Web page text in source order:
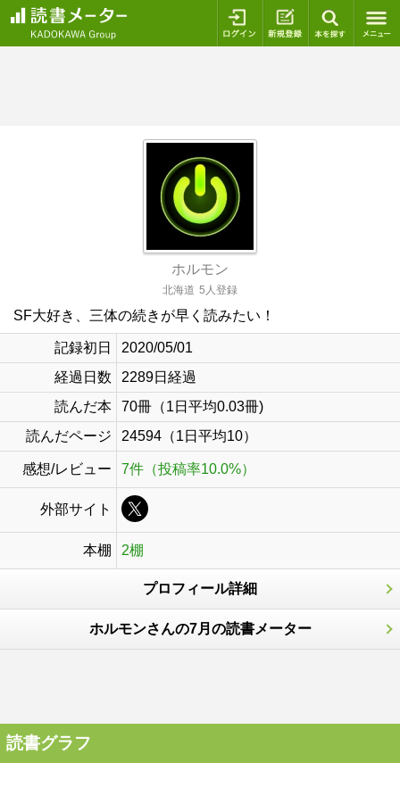
ログイン 新規登録
ホルモン
北海道 5人登録
SF大好き、三体の続きが早く読みたい！
記録初日
2020/05/01
経過日数
2289日経過
読んだ本
70冊（1日平均0.03冊)
読んだページ
24594（1日平均10）
感想/レビュー 7件（投稿率10.0%）
外部サイト
本棚 2棚
プロフィール詳細
ホルモンさんの7月の読書メーター
読書グラフ